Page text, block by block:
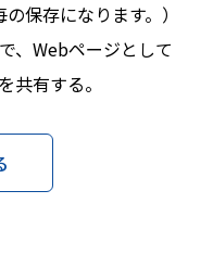
保存になります。）
、Webページとして
共有する。